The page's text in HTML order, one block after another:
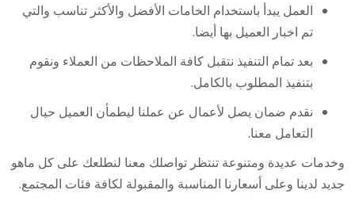
العمل يبدأ باستخدام الخامات الأفضل والأكثر تناسب والتي
تم اخبار العميل بها أيضا.
بعد تمام التنفيذ نتقبل كافة الملاحظات من العملاء ونقوم
بتنفيذ المطلوب بالكامل.
نقدم ضمان يصل لأعمال عن عملنا ليطمأن العميل حيال
التعامل معنا.
وخدمات عديدة ومتنوعة تنتظر تواصلك معنا لنطلعك على كل ماهو
جديد لدينا وعلى أسعارنا المناسبة والمقبولة لكافة فئات المجتمع.